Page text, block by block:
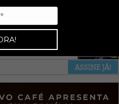
•NAS BANCAS
ASSINE JÁ!